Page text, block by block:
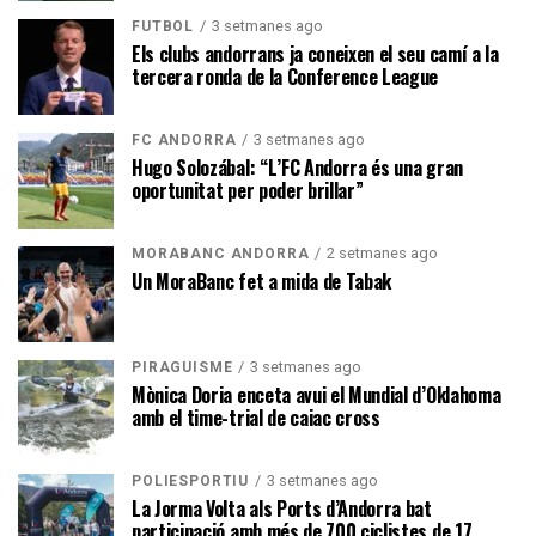
FUTBOL 3 setmanes ago
Els clubs andorrans ja coneixen el seu camí a la
tercera ronda de la Conference League
FC ANDORRA 3 setmanes ago
Hugo Solozábal: “L’FC Andorra és una gran
oportunitat per poder brillar”
MORABANC ANDORRA 2 setmanes ago
Un MoraBanc fet a mida de Tabak
PIRAGÜISME 3 setmanes ago
Mònica Doria enceta avui el Mundial d’Oklahoma
amb el time-trial de caiac cross
POLIESPORTIU 3 setmanes ago
La Jorma Volta als Ports d’Andorra bat